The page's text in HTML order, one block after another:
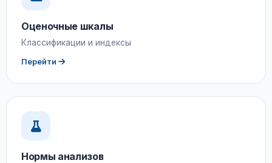
Оценочные шкалы
Классификации и индексы
Перейти
Нормы анализов